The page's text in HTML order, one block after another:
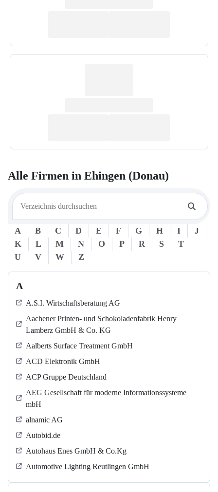
Alle Firmen in Ehingen (Donau)
A B C D E F G H I
J
K
L M N O P R S
T
U
V W Z
A
A.S.I. Wirtschaftsberatung AG
Aachener Printen- und Schokoladenfabrik Henry
Lamberz GmbH & Co. KG
Aalberts Surface Treatment GmbH
ACD Elektronik GmbH
ACP Gruppe Deutschland
AEG Gesellschaft für moderne Informationssysteme
mbH
alnamic AG
Autobid.de
Autohaus Enes GmbH & Co.Kg
Automotive Lighting Reutlingen GmbH